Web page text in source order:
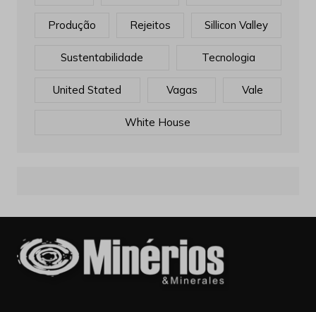
Produção Rejeitos Sillicon Valley
Sustentabilidade Tecnologia
United Stated Vagas Vale
White House